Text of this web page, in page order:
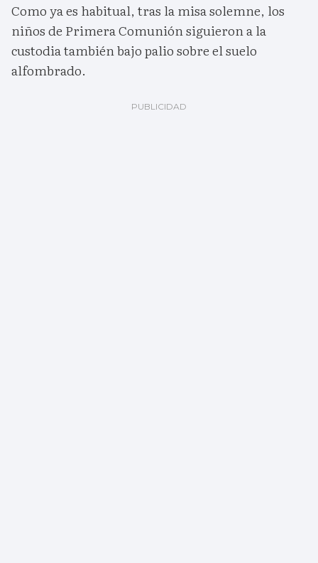
Como ya es habitual, tras la misa solemne, los
niños de Primera Comunión siguieron a la
custodia también bajo palio sobre el suelo
alfombrado.